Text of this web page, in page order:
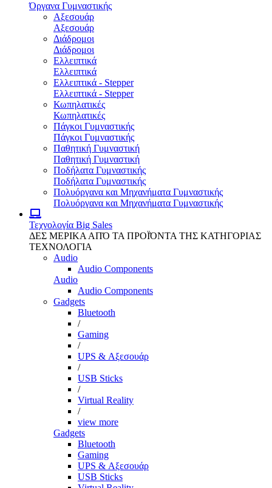
Όργανα Γυμναστικής
Αξεσουάρ
Αξεσουάρ
Διάδρομοι
Διάδρομοι
Ελλειπτικά
Ελλειπτικά
Ελλειπτικά - Stepper
Ελλειπτικά - Stepper
Κωπηλατικές
Κωπηλατικές
Πάγκοι Γυμναστικής
Πάγκοι Γυμναστικής
Παθητική Γυμναστική
Παθητική Γυμναστική
Ποδήλατα Γυμναστικής
Ποδήλατα Γυμναστικής
Πολυόργανα και Μηχανήματα Γυμναστικής
Πολυόργανα και Μηχανήματα Γυμναστικής
Τεχνολογία Big Sales
ΔΕΣ ΜΕΡΙΚΑ ΑΠΌ ΤΑ ΠΡΟΪΌΝΤΑ ΤΗΣ ΚΑΤΗΓΟΡΙΑΣ
ΤΕΧΝΟΛΟΓΙΑ
Audio
Audio Components
Audio
Audio Components
Gadgets
Bluetooth
/
Gaming
/
UPS & Αξεσουάρ
/
USB Sticks
/
Virtual Reality
/
view more
Gadgets
Bluetooth
Gaming
UPS & Αξεσουάρ
USB Sticks